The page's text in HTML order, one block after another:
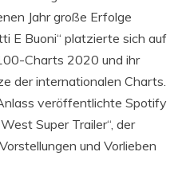
Jahr große Erfolge
E Buoni“ platzierte sich auf
Charts 2020 und ihr
der internationalen Charts.
veröffentlichte Spotify
Super Trailer“, der
und Vorlieben